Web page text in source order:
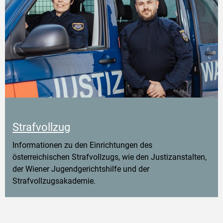
Strafvollzug
Informationen zu den Einrichtungen des
österreichischen Strafvollzugs, wie den Justizanstalten,
der Wiener Jugendgerichtshilfe und der
Strafvollzugsakademie.